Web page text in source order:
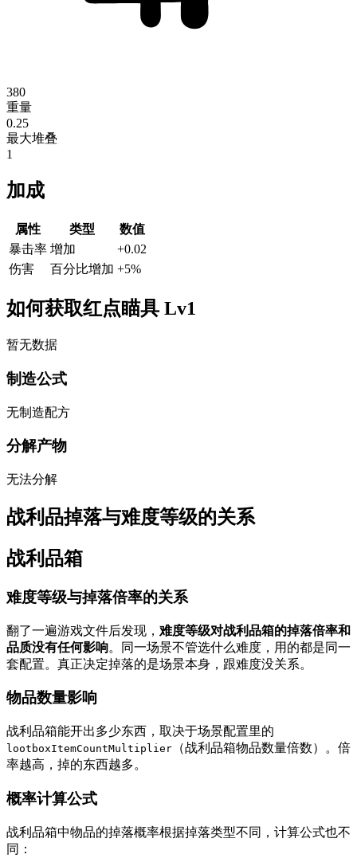
380
重量
0.25
最大堆叠
1
加成
属性 类型
数值
暴击率 增加 +0.02
伤害
百分比增加 +5%
如何获取红点瞄具 Lv1
暂无数据
制造公式
无制造配方
分解产物
无法分解
战利品掉落与难度等级的关系
战利品箱
难度等级与掉落倍率的关系
翻了一遍游戏文件后发现， 难度等级对战利品箱的掉落倍率和
品质没有任何影响。同一场景不管选什么难度，用的都是同一
套配置。真正决定掉落的是场景本身，跟难度没关系。
物品数量影响
战利品箱能开出多少东西，取决于场景配置里的
lootboxItemCountMultiplier （战利品箱物品数量倍数）。倍
率越高，掉的东西越多。
概率计算公式
战利品箱中物品的掉落概率根据掉落类型不同，计算公式也不
同：